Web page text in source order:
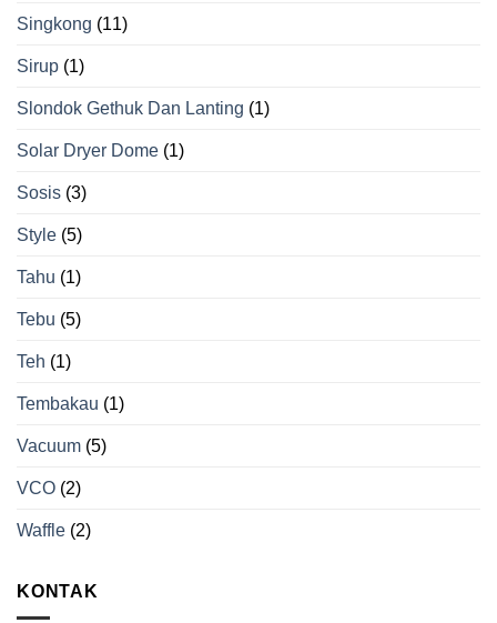
Singkong (11)
Sirup (1)
Slondok Gethuk Dan Lanting (1)
Solar Dryer Dome (1)
Sosis (3)
Style (5)
Tahu (1)
Tebu (5)
Teh (1)
Tembakau (1)
Vacuum (5)
VCO (2)
Waffle (2)
KONTAK